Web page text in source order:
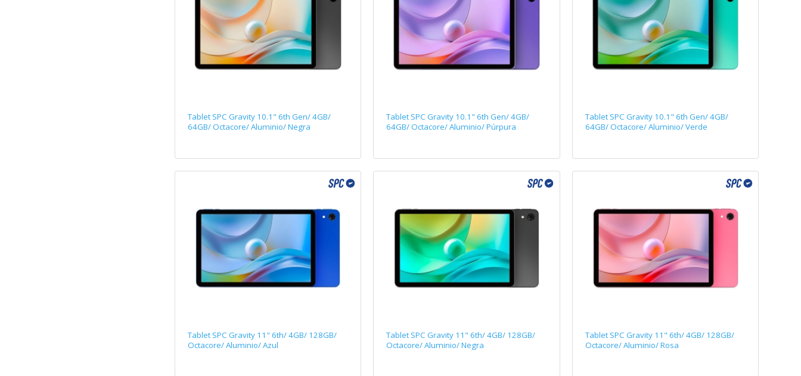
Tablet SPC Gravity 10.1" 6th Gen/ 4GB/
64GB/ Octacore/ Aluminio/ Negra
Tablet SPC Gravity 10.1" 6th Gen/ 4GB/
64GB/ Octacore/ Aluminio/ Púrpura
Tablet SPC Gravity 10.1" 6th Gen/ 4GB/
64GB/ Octacore/ Aluminio/ Verde
Tablet SPC Gravity 11" 6th/ 4GB/ 128GB/
Octacore/ Aluminio/ Azul
Tablet SPC Gravity 11" 6th/ 4GB/ 128GB/
Octacore/ Aluminio/ Negra
Tablet SPC Gravity 11" 6th/ 4GB/ 128GB/
Octacore/ Aluminio/ Rosa